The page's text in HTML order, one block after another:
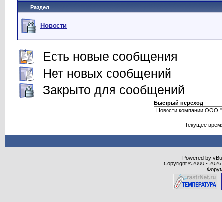
Раздел
Новости
Есть новые сообщения
Нет новых сообщений
Закрыто для сообщений
Быстрый переход
Текущее
Powered by
Copyright ©2000 -